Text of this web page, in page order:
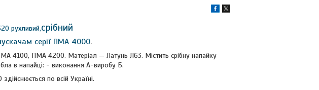
рухливий,срібний
серії ПМА 4000.
4100, ПМА 4200. Матеріал — Латунь Л63. Містить срібну напайку
в напайці: - виконання А-виробу Б.
по всій Україні.